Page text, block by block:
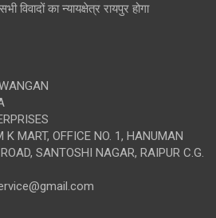
विवादों का न्यायक्षेत्र रायपुर होगा
K MART, OFFICE NO. 1, HANUMAN
SANTOSHI NAGAR, RAIPUR C.G.